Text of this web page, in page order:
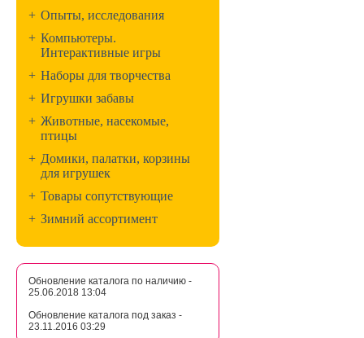
+ Опыты, исследования
+ Компьютеры.
Интерактивные игры
+ Наборы для творчества
+ Игрушки забавы
+ Животные, насекомые,
птицы
+ Домики, палатки, корзины
для игрушек
+ Товары сопутствующие
+ Зимний ассортимент
Обновление каталога по наличию -
25.06.2018 13:04
Обновление каталога под заказ -
23.11.2016 03:29